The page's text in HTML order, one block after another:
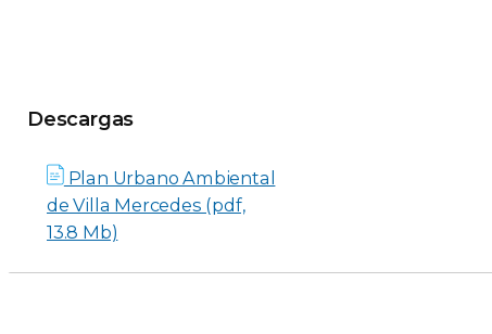
Descargas
Descargas
Plan Urbano Ambiental
de Villa Mercedes (pdf,
13.8 Mb)